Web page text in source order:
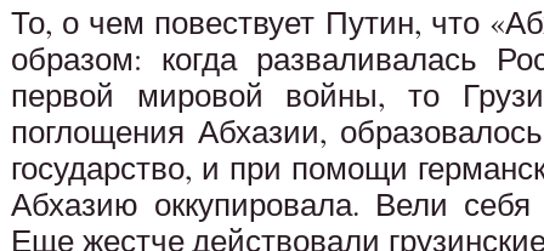
То, о чем повествует Путин, что
образом: когда разваливалась
первой мировой войны, то
поглощения Абхазии,
государство, и при помощи
Абхазию оккупировала. Вели себя
Еще жестче действовали